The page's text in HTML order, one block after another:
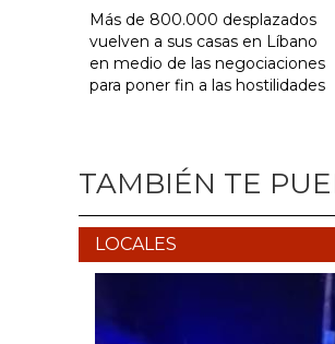
Más de 800.000 desplazados
vuelven a sus casas en Líbano
en medio de las negociaciones
para poner fin a las hostilidades
TAMBIÉN TE
LOCALES